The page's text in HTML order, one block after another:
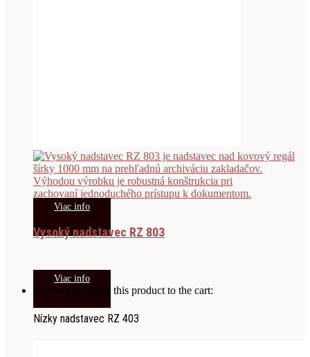
Viac info
Vysoký nadstavec RZ 803
Viac info
You've just added this product to the cart:
Nízky nadstavec RZ 403